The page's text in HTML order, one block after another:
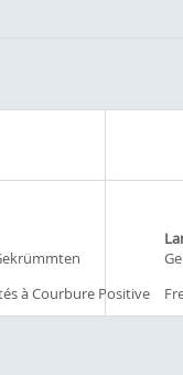
à Courbure Positive